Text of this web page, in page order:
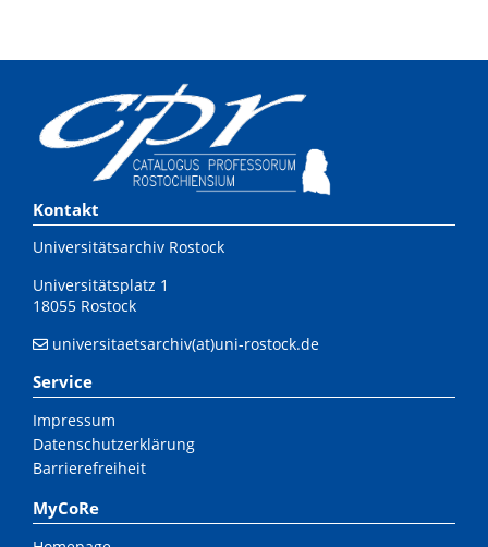
Kontakt
Universitätsarchiv Rostock
Universitätsplatz 1
18055 Rostock
universitaetsarchiv(at)uni-rostock.de
Service
Impressum
Datenschutzerklärung
Barrierefreiheit
MyCoRe